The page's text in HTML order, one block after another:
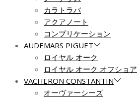
カラトラバ
アクアノート
コンプリケーション
AUDEMARS PIGUET
ロイヤル オーク
ロイヤル オーク オフショア
VACHERON CONSTANTIN
オーヴァーシーズ